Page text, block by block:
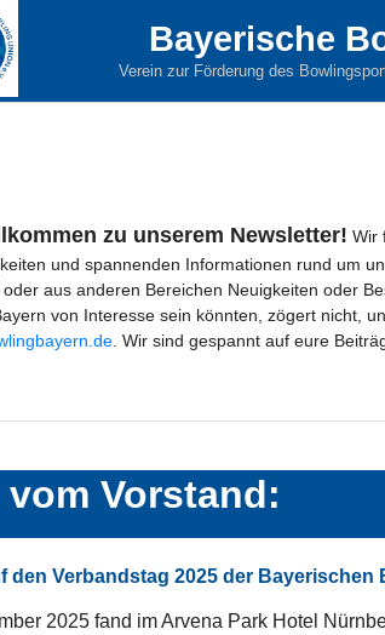
Bayerische
Verein zur Förderung des
zu unserem Newsletter! Wir
und spannenden Informationen rund um
aus anderen Bereichen Neuigkeiten oder
von Interesse sein könnten, zögert nicht,
. Wir sind gespannt auf eure
vom Vorstand:
den Verbandstag 2025 der Bayerischen
2025 fand im Arvena Park Hotel